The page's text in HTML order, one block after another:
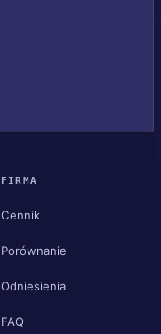
FIRMA
Cennik
Porównanie
Odniesienia
FAQ